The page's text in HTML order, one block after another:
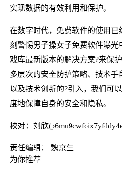
实现数据的有效利用和保护。
在数字时代，免费软件的使用
刻警惕男子操女子免费软件曝光
戏库最新版本的解决方案?来保
多层次的安全防护策略、技术手
以及技术创新的?引入，我们可
度地保障自身的安全和隐私。
校对：刘欣
责任编辑： 魏京生
为你推荐